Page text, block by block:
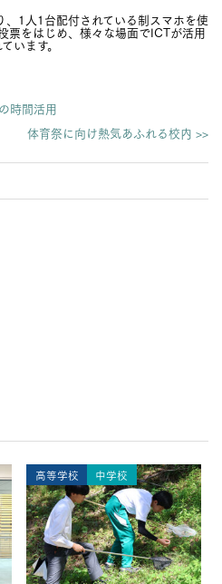
1人1台配付されている制スマホを使
票をはじめ、様々な場面でICTが活用
います。
時間活用
体育祭に向け熱気あふれる校内 >>
高等学校 中学校